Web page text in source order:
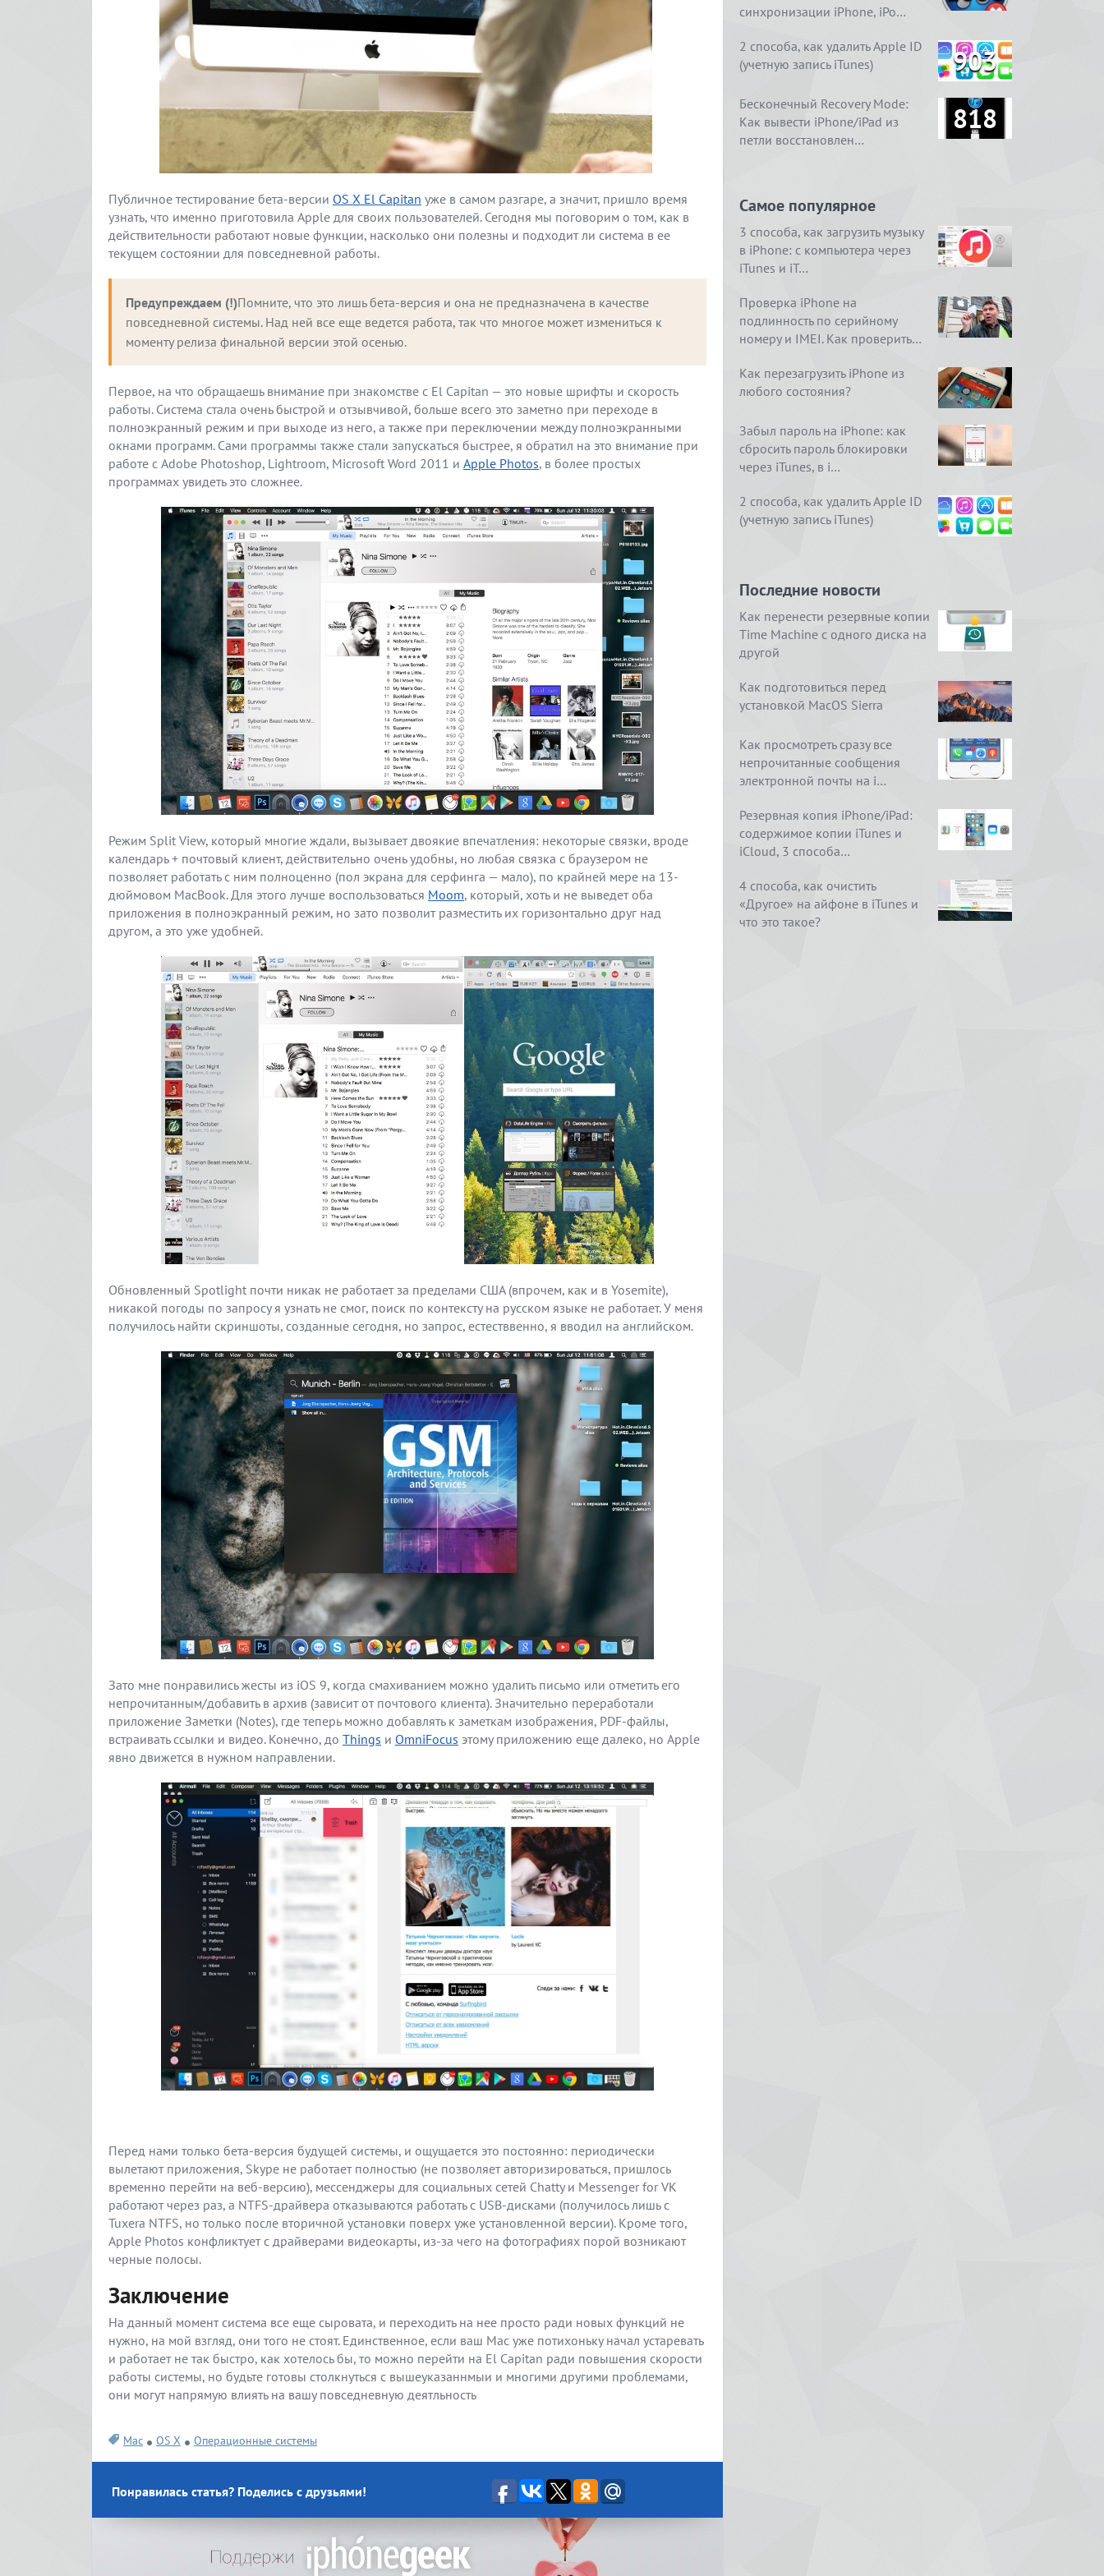
Публичное тестирование бета-версии OS X El Capitan уже в самом разгаре, а значит, пришло время
узнать, что именно приготовила Apple для своих пользователей. Сегодня мы поговорим о том, как в
действительности работают новые функции, насколько они полезны и подходит ли система в ее
текущем состоянии для повседневной работы.
Предупреждаем (!)Помните, что это лишь бета-версия и она не предназначена в качестве
повседневной системы. Над ней все еще ведется работа, так что многое может измениться к
моменту релиза финальной версии этой осенью.
Первое, на что обращаешь внимание при знакомстве с El Capitan — это новые шрифты и скорость
работы. Система стала очень быстрой и отзывчивой, больше всего это заметно при переходе в
полноэкранный режим и при выходе из него, а также при переключении между полноэкранными
окнами программ. Сами программы также стали запускаться быстрее, я обратил на это внимание при
работе с Adobe Photoshop, Lightroom, Microsoft Word 2011 и Apple Photos, в более простых
программах увидеть это сложнее.
Режим Split View, который многие ждали, вызывает двоякие впечатления: некоторые связки, вроде
календарь + почтовый клиент, действительно очень удобны, но любая связка с браузером не
позволяет работать с ним полноценно (пол экрана для серфинга — мало), по крайней мере на 13-
дюймовом MacBook. Для этого лучше воспользоваться Moom, который, хоть и не выведет оба
приложения в полноэкранный режим, но зато позволит разместить их горизонтально друг над
другом, а это уже удобней.
Обновленный Spotlight почти никак не работает за пределами США (впрочем, как и в Yosemite),
никакой погоды по запросу я узнать не смог, поиск по контексту на русском языке не работает. У меня
получилось найти скриншоты, созданные сегодня, но запрос, естестввенно, я вводил на английском.
Зато мне понравились жесты из iOS 9, когда смахиванием можно удалить письмо или отметить его
непрочитанным/добавить в архив (зависит от почтового клиента). Значительно переработали
приложение Заметки (Notes), где теперь можно добавлять к заметкам изображения, PDF-файлы,
встраивать ссылки и видео. Конечно, до Things и OmniFocus этому приложению еще далеко, но Apple
явно движется в нужном направлении.
Перед нами только бета-версия будущей системы, и ощущается это постоянно: периодически
вылетают приложения, Skype не работает полностью (не позволяет авторизироваться, пришлось
временно перейти на веб-версию), мессенджеры для социальных сетей Chatty и Messenger for VK
работают через раз, а NTFS-драйвера отказываются работать с USB-дисками (получилось лишь с
Tuxera NTFS, но только после вторичной установки поверх уже установленной версии). Кроме того,
Apple Photos конфликтует с драйверами видеокарты, из-за чего на фотографиях порой возникают
черные полосы.
Заключение
На данный момент система все еще сыровата, и переходить на нее просто ради новых функций не
нужно, на мой взгляд, они того не стоят. Единственное, если ваш Mac уже потихоньку начал устаревать
и работает не так быстро, как хотелось бы, то можно перейти на El Capitan ради повышения скорости
работы системы, но будьте готовы столкнуться с вышеуказаннмыи и многими другими проблемами,
они могут напрямую влиять на вашу повседневную деятльность
Mac OS X Операционные системы
Понравилась статья? Поделись с друзьями!
синхронизации iPhone, iPo…
2 способа, как удалить Apple ID
(учетную запись iTunes)
903
Бесконечный Recovery Mode:
Как вывести iPhone/iPad из
петли восстановлен…
818
Самое популярное
3 способа, как загрузить музыку
в iPhone: с компьютера через
iTunes и iT…
Проверка iPhone на
подлинность по серийному
номеру и IMEI. Как проверить…
Как перезагрузить iPhone из
любого состояния?
Забыл пароль на iPhone: как
сбросить пароль блокировки
через iTunes, в i…
2 способа, как удалить Apple ID
(учетную запись iTunes)
Последние новости
Как перенести резервные копии
Time Machine с одного диска на
другой
Как подготовиться перед
установкой MacOS Sierra
Как просмотреть сразу все
непрочитанные сообщения
электронной почты на i…
Резервная копия iPhone/iPad:
содержимое копии iTunes и
iCloud, 3 способа…
4 способа, как очистить
«Другое» на айфоне в iTunes и
что это такое?